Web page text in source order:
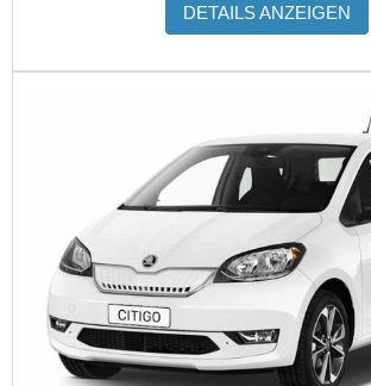
DETAILS ANZEIGEN